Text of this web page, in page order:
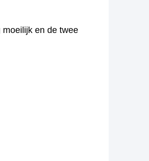
en de twee